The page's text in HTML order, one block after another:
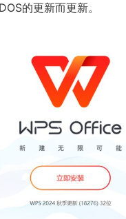
的更新而更新。